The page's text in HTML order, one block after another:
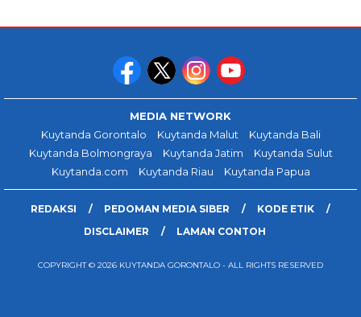
MEDIA NETWORK
Kuytanda Gorontalo
Kuytanda Malut
Kuytanda Bali
Kuytanda Bolmongraya
Kuytanda Jatim
Kuytanda Sulut
Kuytanda.com
Kuytanda Riau Kuytanda Papua
REDAKSI PEDOMAN MEDIA SIBER
KODE ETIK
DISCLAIMER
LAMAN CONTOH
COPYRIGHT © 2026 KUYTANDA GORONTALO - ALL RIGHTS RESERVED